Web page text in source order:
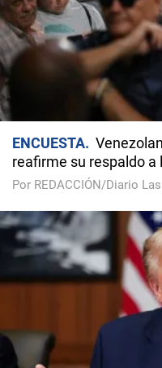
ENCUESTA
reafirme su respaldo
Por REDACCIÓN/Diario